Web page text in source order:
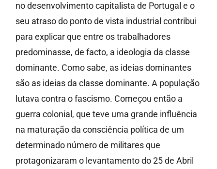
no desenvolvimento capitalista de Portugal e o
seu atraso do ponto de vista industrial contribui
para explicar que entre os trabalhadores
predominasse, de facto, a ideologia da classe
dominante. Como sabe, as ideias dominantes
são as ideias da classe dominante. A população
lutava contra o fascismo. Começou então a
guerra colonial, que teve uma grande influência
na maturação da consciência política de um
determinado número de militares que
protagonizaram o levantamento do 25 de Abril